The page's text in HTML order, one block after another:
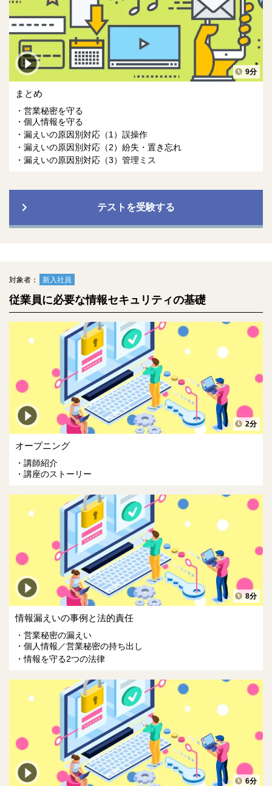
9分
まとめ
営業秘密を守る
個人情報を守る
漏えいの原因別対応（1）誤操作
漏えいの原因別対応（2）紛失・置き忘れ
漏えいの原因別対応（3）管理ミス
テストを受験する
従業員に必要な情報セキュリティの基礎
対象者： 新入社員
2分
オープニング
講師紹介
講座のストーリー
8分
情報漏えいの事例と法的責任
営業秘密の漏えい
個人情報／営業秘密の持ち出し
情報を守る2つの法律
6分